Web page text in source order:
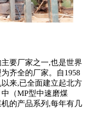
要厂家之一,也是世界
齐全的厂家。自1958
来,已全面建立起北方
（MP型中速磨煤
的产品系列,每年有几